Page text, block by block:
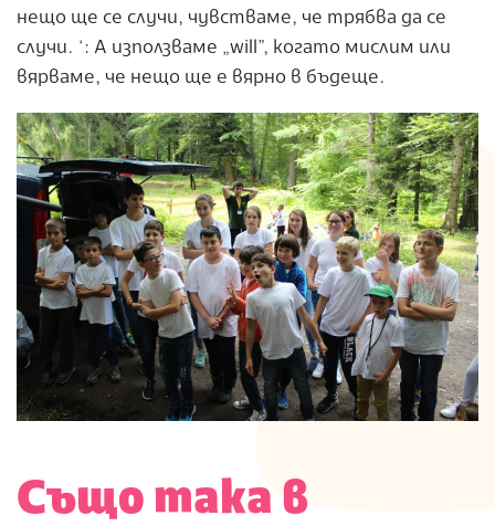
нещо ще се случи, чувстваме, че трябва да се
случи. ‘: А използваме „will”, когато мислим или
вярваме, че нещо ще е вярно в бъдеще.
Също така в